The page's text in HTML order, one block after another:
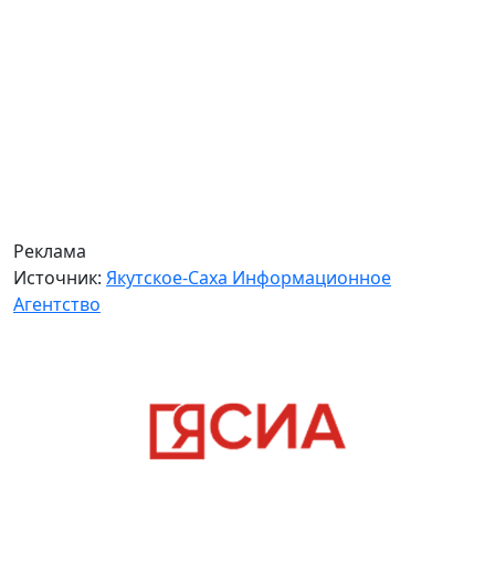
Реклама
Источник: Якутское-Саха Информационное
Агентство